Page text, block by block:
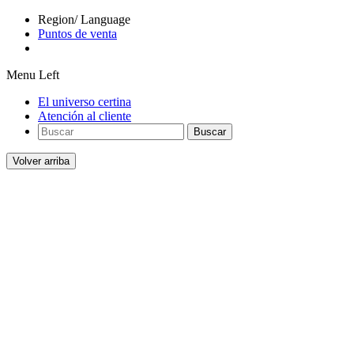
Region/ Language
Puntos de venta
Menu Left
El universo certina
Atención al cliente
Buscar
Volver arriba